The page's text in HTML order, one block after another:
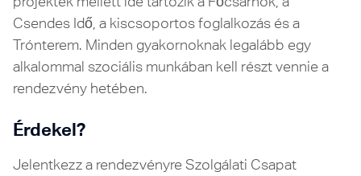
Csendes Idő, a kiscsoportos foglalkozás és a
Trónterem. Minden gyakornoknak legalább egy
alkalommal szociális munkában kell részt vennie a
rendezvény hetében.
Érdekel?
Jelentkezz a rendezvényre Szolgálati Csapat